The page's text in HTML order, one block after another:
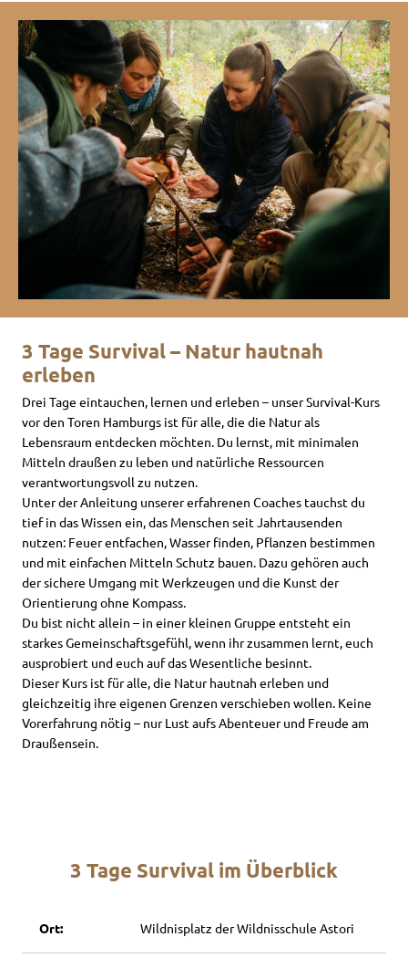
3 Tage Survival – Natur hautnah
erleben
Drei Tage eintauchen, lernen und erleben – unser Survival-Kurs
vor den Toren Hamburgs ist für alle, die die Natur als
Lebensraum entdecken möchten. Du lernst, mit minimalen
Mitteln draußen zu leben und natürliche Ressourcen
verantwortungsvoll zu nutzen.
Unter der Anleitung unserer erfahrenen Coaches tauchst du
tief in das Wissen ein, das Menschen seit Jahrtausenden
nutzen: Feuer entfachen, Wasser finden, Pflanzen bestimmen
und mit einfachen Mitteln Schutz bauen. Dazu gehören auch
der sichere Umgang mit Werkzeugen und die Kunst der
Orientierung ohne Kompass.
Du bist nicht allein – in einer kleinen Gruppe entsteht ein
starkes Gemeinschaftsgefühl, wenn ihr zusammen lernt, euch
ausprobiert und euch auf das Wesentliche besinnt.
Dieser Kurs ist für alle, die Natur hautnah erleben und
gleichzeitig ihre eigenen Grenzen verschieben wollen. Keine
Vorerfahrung nötig – nur Lust aufs Abenteuer und Freude am
Draußensein.
3 Tage Survival im Überblick
Ort: Wildnisplatz der Wildnisschule Astori